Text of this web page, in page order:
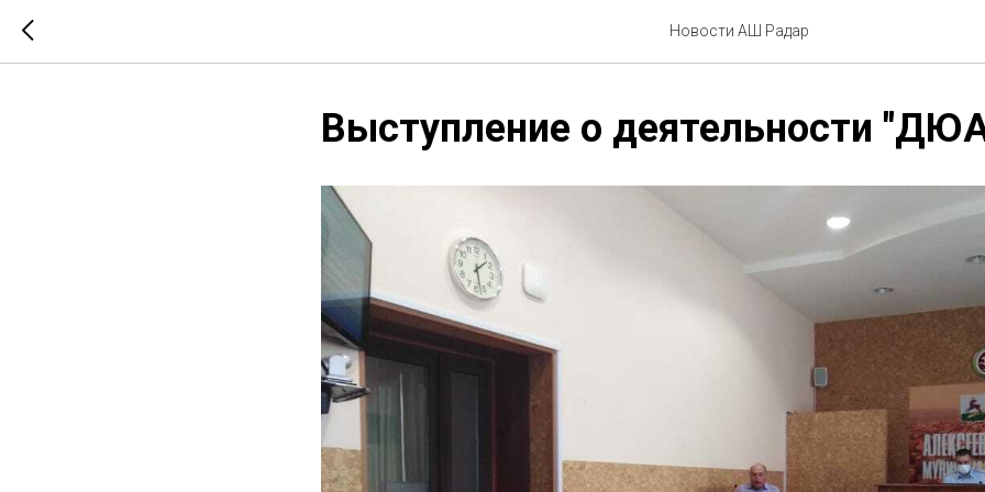
Новости АШ Радар
Выступление о деятельности